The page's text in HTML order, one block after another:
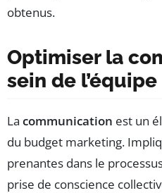
obtenus.
Optimiser la
sein de l’équipe
La communication est un
du budget marketing.
prenantes dans le
prise de conscience